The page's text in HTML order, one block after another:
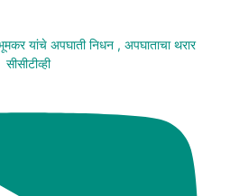
यांचे अपघाती निधन , अपघाताचा थरार
सीसीटीव्ही